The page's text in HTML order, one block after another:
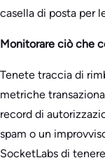
casella di posta per
Monitorare ciò che
Tenete traccia di
metriche
record di
spam o un
SocketLabs di